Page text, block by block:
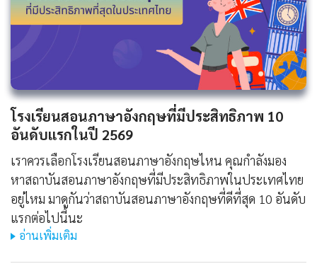
โรงเรียนสอนภาษาอังกฤษที่มีประสิทธิภาพ 10
อันดับแรกในปี 2569
เราควรเลือกโรงเรียนสอนภาษาอังกฤษไหน คุณกำลังมอง
หาสถาบันสอนภาษาอังกฤษที่มีประสิทธิภาพในประเทศไทย
อยู่ไหม มาดูกันว่าสถาบันสอนภาษาอังกฤษที่ดีที่สุด 10 อันดับ
แรกต่อไปนี้นะ
อ่านเพิ่มเติม